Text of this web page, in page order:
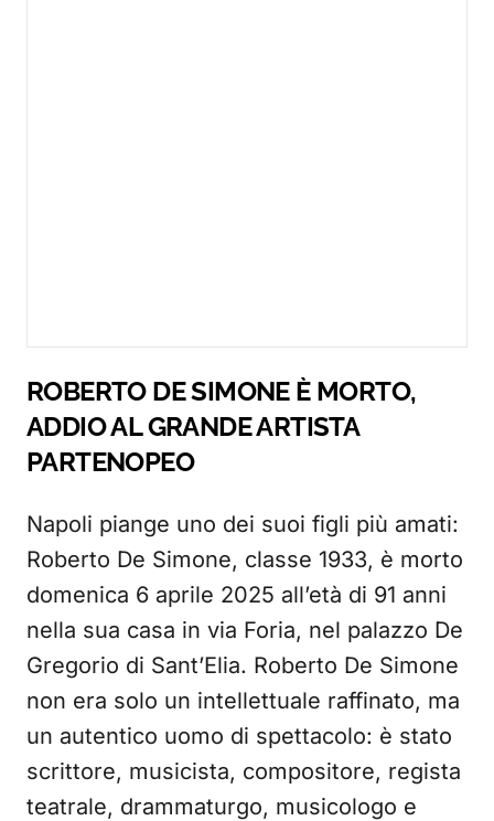
ROBERTO DE SIMONE È MORTO,
ADDIO AL GRANDE ARTISTA
PARTENOPEO
Napoli piange uno dei suoi figli più amati:
Roberto De Simone, classe 1933, è morto
domenica 6 aprile 2025 all’età di 91 anni
nella sua casa in via Foria, nel palazzo De
Gregorio di Sant’Elia. Roberto De Simone
non era solo un intellettuale raffinato, ma
un autentico uomo di spettacolo: è stato
scrittore, musicista, compositore, regista
teatrale, drammaturgo, musicologo e